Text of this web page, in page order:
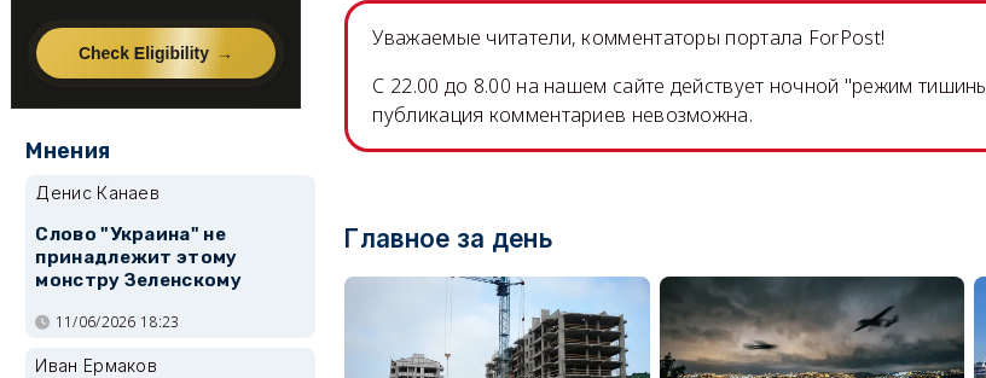
Уважаемые читатели, комментаторы портала ForPost!
C 22.00 до 8.00 на нашем сайте действует ночной "режим
публикация комментариев невозможна.
Главное за день
Мнения
Денис Канаев
Слово "Украина" не
принадлежит этому
монстру Зеленскому
11/06/2026 18:23
Иван Ермаков